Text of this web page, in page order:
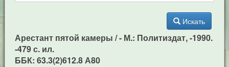
Искать
Арестант пятой камеры / - М.: Политиздат, -1990.
-479 с. ил.
ББК: 63.3(2)612.8 А80